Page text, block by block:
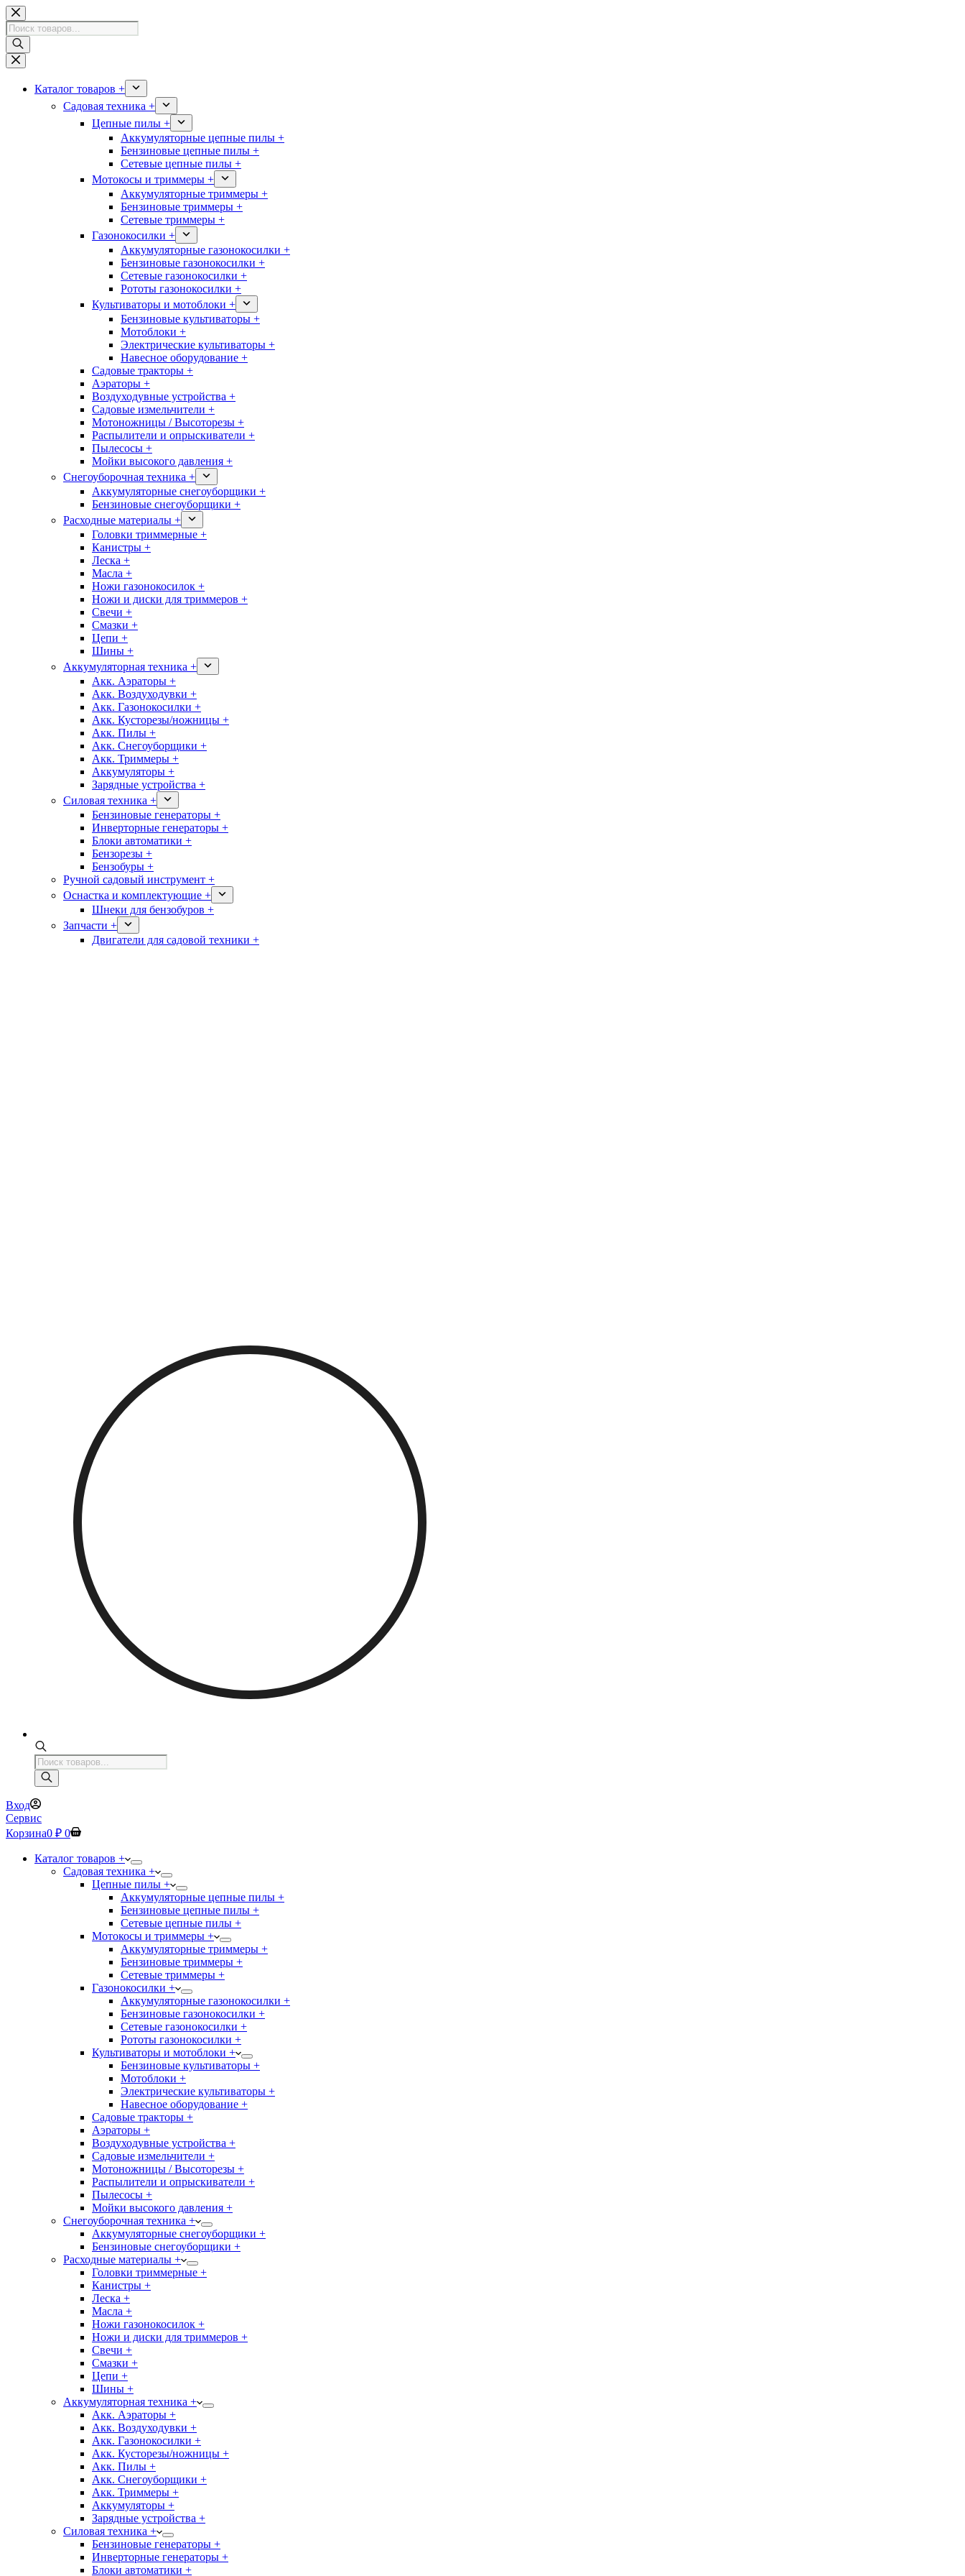
Перейти
к
сути
Поиск
товаров
Каталог товаров +
Садовая техника +
Цепные пилы +
Аккумуляторные цепные пилы +
Бензиновые цепные пилы +
Сетевые цепные пилы +
Мотокосы и триммеры +
Аккумуляторные триммеры +
Бензиновые триммеры +
Сетевые триммеры +
Газонокосилки +
Аккумуляторные газонокосилки +
Бензиновые газонокосилки +
Сетевые газонокосилки +
Рототы газонокосилки +
Культиваторы и мотоблоки +
Бензиновые культиваторы +
Мотоблоки +
Электрические культиваторы +
Навесное оборудование +
Садовые тракторы +
Аэраторы +
Воздуходувные устройства +
Садовые измельчители +
Мотоножницы / Высоторезы +
Распылители и опрыскиватели +
Пылесосы +
Мойки высокого давления +
Снегоуборочная техника +
Аккумуляторные снегоуборщики +
Бензиновые снегоуборщики +
Расходные материалы +
Головки триммерные +
Канистры +
Леска +
Масла +
Ножи газонокосилок +
Ножи и диски для триммеров +
Свечи +
Смазки +
Цепи +
Шины +
Аккумуляторная техника +
Акк. Аэраторы +
Акк. Воздуходувки +
Акк. Газонокосилки +
Акк. Кусторезы/ножницы +
Акк. Пилы +
Акк. Снегоуборщики +
Акк. Триммеры +
Аккумуляторы +
Зарядные устройства +
Силовая техника +
Бензиновые генераторы +
Инверторные генераторы +
Блоки автоматики +
Бензорезы +
Бензобуры +
Ручной садовый инструмент +
Оснастка и комплектующие +
Шнеки для бензобуров +
Запчасти +
Двигатели для садовой техники +
Поиск
товаров
Вход
Сервис
Корзина0 ₽ 0
Каталог товаров +
Садовая техника +
Цепные пилы +
Аккумуляторные цепные пилы +
Бензиновые цепные пилы +
Сетевые цепные пилы +
Мотокосы и триммеры +
Аккумуляторные триммеры +
Бензиновые триммеры +
Сетевые триммеры +
Газонокосилки +
Аккумуляторные газонокосилки +
Бензиновые газонокосилки +
Сетевые газонокосилки +
Рототы газонокосилки +
Культиваторы и мотоблоки +
Бензиновые культиваторы +
Мотоблоки +
Электрические культиваторы +
Навесное оборудование +
Садовые тракторы +
Аэраторы +
Воздуходувные устройства +
Садовые измельчители +
Мотоножницы / Высоторезы +
Распылители и опрыскиватели +
Пылесосы +
Мойки высокого давления +
Снегоуборочная техника +
Аккумуляторные снегоуборщики +
Бензиновые снегоуборщики +
Расходные материалы +
Головки триммерные +
Канистры +
Леска +
Масла +
Ножи газонокосилок +
Ножи и диски для триммеров +
Свечи +
Смазки +
Цепи +
Шины +
Аккумуляторная техника +
Акк. Аэраторы +
Акк. Воздуходувки +
Акк. Газонокосилки +
Акк. Кусторезы/ножницы +
Акк. Пилы +
Акк. Снегоуборщики +
Акк. Триммеры +
Аккумуляторы +
Зарядные устройства +
Силовая техника +
Бензиновые генераторы +
Инверторные генераторы +
Блоки автоматики +